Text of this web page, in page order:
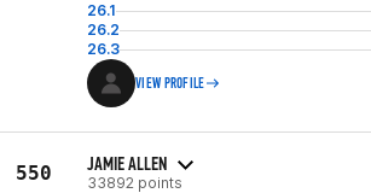
26.1
26.2
26.3
VIEW PROFILE
550 JAMIE ALLEN
33892 points